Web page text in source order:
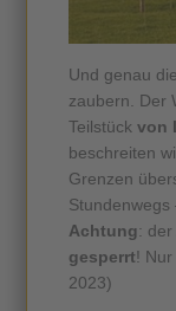
Und genau
zaubern. Der
Teilstück von
beschreiten
Grenzen
Stundenwegs
Achtung:
gesperrt!
2023)